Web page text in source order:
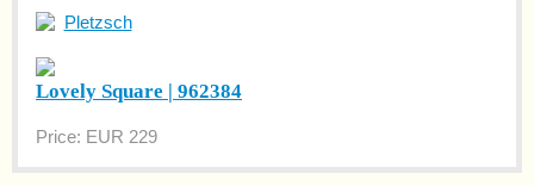
Pletzsch
Lovely Square | 962384
Price: EUR 229